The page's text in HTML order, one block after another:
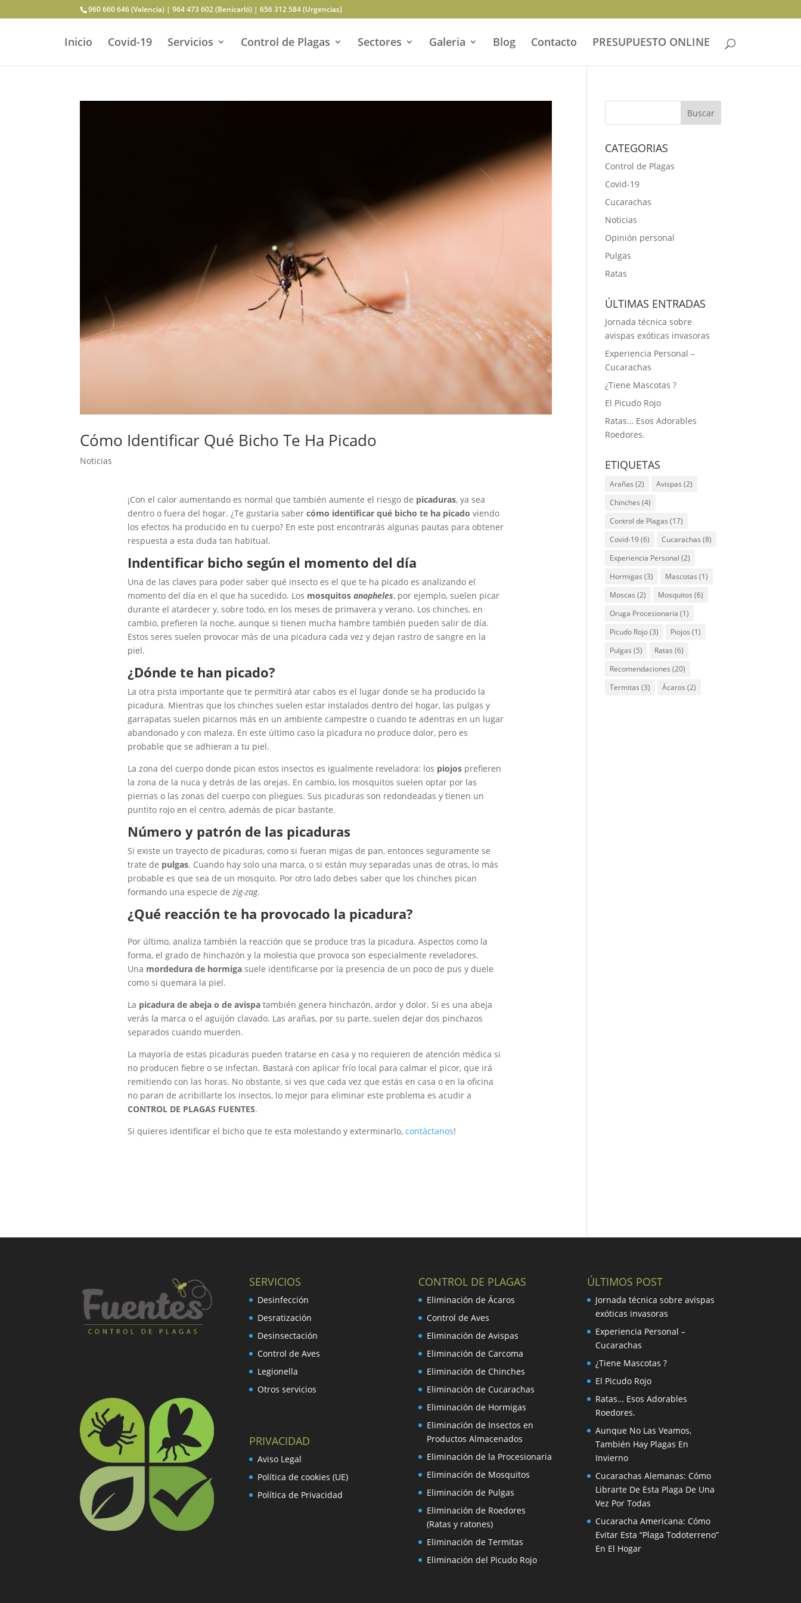
960 660 646 (Valencia) | 964 473 602 (Benicarló) | 656 312 584 (Urgencias)
Inicio Covid-19 Servicios Control de Plagas Sectores Galeria Blog Contacto PRESUPUESTO ONLINE
Cómo Identificar Qué Bicho Te Ha Picado
Noticias
¡Con el caloraumentando es normal que también aumente el riesgo de picaduras, ya sea
dentro o fuera del hogar. ¿Te gustaría saber cómo identificar qué bicho te ha picado viendo
los efectos ha producido en tu cuerpo? En este post encontrarás algunas pautas para obtener
respuesta a esta duda tan habitual.
Indentificar bicho según el momento del día
Una de las claves para poder saber qué insecto es el que te ha picado es analizando el
momento del día en el que ha sucedido. Los mosquitos anopheles, por ejemplo, suelen picar
durante el atardecer y, sobre todo, en los meses de primavera y verano. Los chinches, en
cambio, prefieren la noche, aunque si tienen mucha hambre también pueden salir de día.
Estos seres suelen provocar más de una picadura cada vez y dejan rastro de sangre en la
piel.
¿Dónde te han picado?
La otra pista importante que te permitirá atar cabos es el lugar donde se ha producido la
picadura. Mientras que los chinches suelen estar instalados dentro del hogar, las pulgas y
garrapatas suelen picarnos más en un ambiente campestre o cuando te adentras en un lugar
abandonado y con maleza. En este último caso la picadura no produce dolor, pero es
probable que se adhieran a tu piel.
La zona del cuerpo donde pican estos insectos es igualmente reveladora: los piojos prefieren
la zona de la nuca y detrás de las orejas. En cambio, los mosquitos suelen optar por las
piernas o las zonas del cuerpo con pliegues. Sus picaduras son redondeadas y tienen un
puntito rojo en el centro, además de picar bastante.
Número y patrón de las picaduras
Si existe un trayecto de picaduras, como si fueran migas de pan, entonces seguramente se
trate de pulgas. Cuando hay solo una marca, o si están muy separadas unas de otras, lo más
probable es que sea de un mosquito. Por otro lado debes saber que los chinches pican
formando una especie de zig-zag.
¿Qué reacción te ha provocado la picadura?
Por último, analiza también la reacción que se produce tras la picadura. Aspectos como la
forma, el grado de hinchazón y la molestia que provoca son especialmente reveladores.
Una mordedura de hormiga suele identificarse por la presencia de un poco de pus y duele
como si quemara la piel.
La picadura de abeja o de avispa también genera hinchazón, ardor y dolor. Si es una abeja
verás la marca o el aguijón clavado. Las arañas, por su parte, suelen dejar dos pinchazos
separados cuando muerden.
La mayoría de estas picaduras pueden tratarse en casa y no requieren de atención médica si
no producen fiebre o se infectan. Bastará con aplicar frío local para calmar el picor, que irá
remitiendo con las horas. No obstante, si ves que cada vez que estás en casa o en la oficina
no paran de acribillarte los insectos, lo mejor para eliminar este problema es acudir a
CONTROL DE PLAGAS FUENTES.
Si quieres identificar el bicho que te esta molestando y exterminarlo, contáctanos!
CATEGORIAS
Control de Plagas
Covid-19
Cucarachas
Noticias
Opinión personal
Pulgas
Ratas
ÚLTIMAS ENTRADAS
Jornada técnica sobre
avispas exóticas invasoras
Experiencia Personal –
Cucarachas
¿Tiene Mascotas ?
El Picudo Rojo
Ratas… Esos Adorables
Roedores.
ETIQUETAS
Arañas (2) Avispas (2)
Chinches (4)
Control de Plagas (17)
Covid-19(6) Cucarachas (8)
Experiencia Personal (2)
Hormigas (3) Mascotas (1)
Moscas (2) Mosquitos (6)
Oruga Procesionaria (1)
Picudo Rojo(3) Piojos (1)
Pulgas (5) Ratas (6)
Recomendaciones (20)
Termitas (3) Ácaros (2)
SERVICIOS
Desinfección
Desratización
Desinsectación
Control de Aves
Legionella
Otros servicios
PRIVACIDAD
Aviso Legal
Política de cookies (UE)
Política de Privacidad
CONTROL DE PLAGAS
Eliminación de Ácaros
Control de Aves
Eliminación de Avispas
Eliminación de Carcoma
Eliminación de Chinches
Eliminación de Cucarachas
Eliminación de Hormigas
Eliminación de Insectos en
Productos Almacenados
Eliminación de la Procesionaria
Eliminación de Mosquitos
Eliminación de Pulgas
Eliminación de Roedores
(Ratas y ratones)
Eliminación de Termitas
Eliminación del Picudo Rojo
ÚLTIMOS POST
Jornada técnica sobre avispas
exóticas invasoras
Experiencia Personal –
Cucarachas
¿Tiene Mascotas ?
El Picudo Rojo
Ratas… Esos Adorables
Roedores.
Aunque No Las Veamos,
También Hay Plagas En
Invierno
Cucarachas Alemanas: Cómo
Librarte De Esta Plaga De Una
Vez Por Todas
Cucaracha Americana: Cómo
Evitar Esta “Plaga Todoterreno”
En El Hogar